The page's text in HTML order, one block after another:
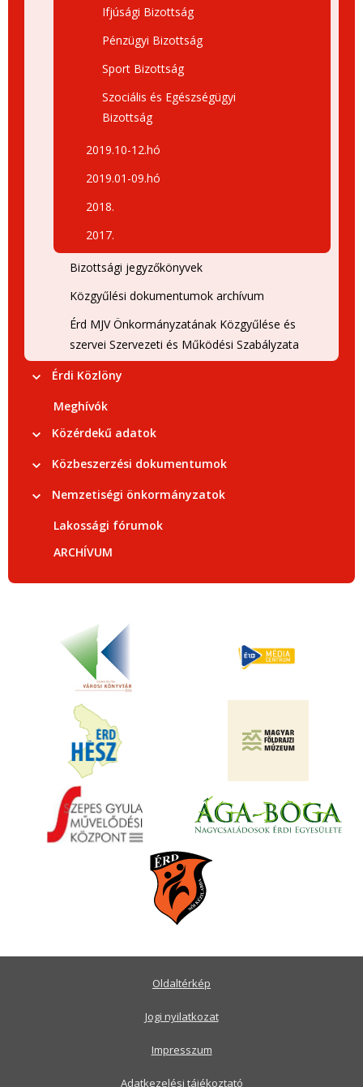
Ifjúsági Bizottság
Pénzügyi Bizottság
Sport Bizottság
Szociális és Egészségügyi
Bizottság
2019.10-12.hó
2019.01-09.hó
2018.
2017.
Bizottsági jegyzőkönyvek
Közgyűlési dokumentumok archívum
Érd MJV Önkormányzatának Közgyűlése és
szervei Szervezeti és Működési Szabályzata
Érdi Közlöny
Meghívók
Közérdekű adatok
Közbeszerzési dokumentumok
Nemzetiségi önkormányzatok
Lakossági fórumok
ARCHÍVUM
Oldaltérkép
Jogi nyilatkozat
Impresszum
Adatkezelési tájékoztató